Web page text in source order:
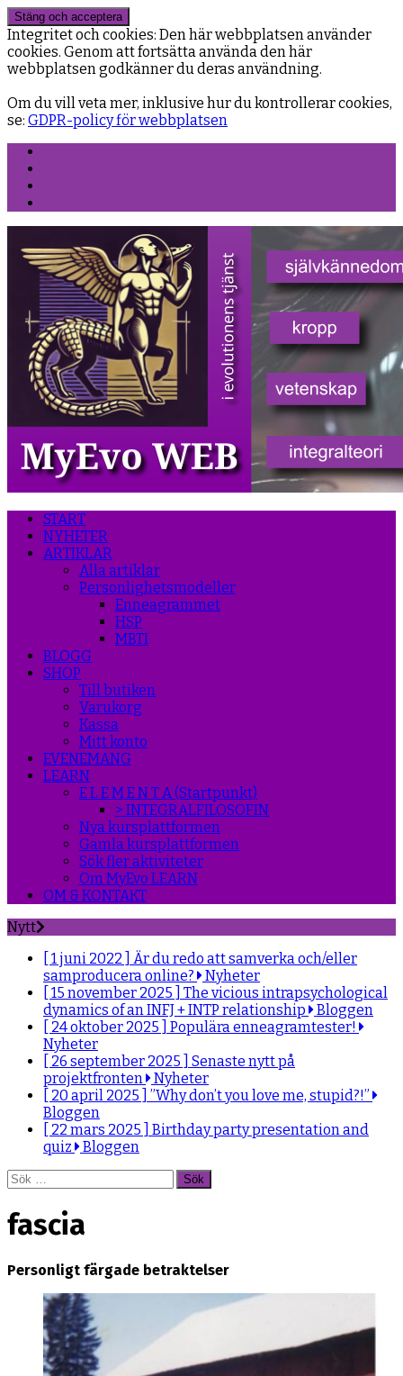
Integritet och cookies: Den här webbplatsen använder
cookies. Genom att fortsätta använda den här
webbplatsen godkänner du deras användning.
Om du vill veta mer, inklusive hur du kontrollerar cookies,
se: GDPR-policy för webbplatsen
START
NYHETER
ARTIKLAR
Alla artiklar
Personlighetsmodeller
Enneagrammet
HSP
MBTI
BLOGG
SHOP
Till butiken
Varukorg
Kassa
Mitt konto
EVENEMANG
LEARN
E L E M E N T A (Startpunkt)
> INTEGRALFILOSOFIN
Nya kursplattformen
Gamla kursplattformen
Sök fler aktiviteter
Om MyEvo LEARN
OM & KONTAKT
Nytt
[ 1 juni 2022 ] Är du redo att samverka och/eller
samproducera online?
Nyheter
[ 15 november 2025 ] The vicious intrapsychological
dynamics of an INFJ + INTP relationship
Bloggen
[ 24 oktober 2025 ] Populära enneagramtester!
Nyheter
[ 26 september 2025 ] Senaste nytt på
projektfronten
Nyheter
[ 20 april 2025 ] ”Why don’t you love me, stupid?!”
Bloggen
[ 22 mars 2025 ] Birthday party presentation and
quiz
Bloggen
Sök
efter:
fascia
Personligt färgade betraktelser